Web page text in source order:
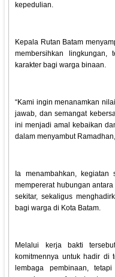
kepedulian.
Kepala Rutan Batam
membersihkan lingkungan,
karakter bagi warga binaan.
“Kami ingin menanamkan
jawab, dan semangat
ini menjadi amal kebaikan
dalam menyambut
Ia menambahkan,
mempererat hubungan
sekitar, sekaligus
bagi warga di Kota Batam.
Melalui kerja bakti
komitmennya untuk hadir di
lembaga pembinaan,